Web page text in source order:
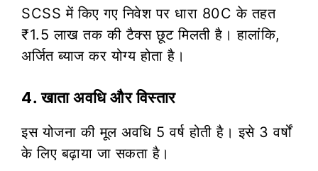
SCSS में किए गए निवेश पर धारा 80C के तहत
₹1.5 लाख तक की टैक्स छूट मिलती है। हालांकि,
अर्जित ब्याज कर योग्य होता है।
4. खाता अवधि और विस्तार
इस योजना की मूल अवधि 5 वर्ष होती है। इसे 3 वर्षों
के लिए बढ़ाया जा सकता है।